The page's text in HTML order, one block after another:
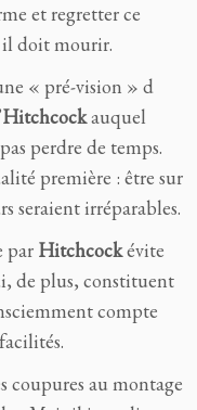
et regretter ce
il doit mourir.
« pré-vision » d
Hitchcockauquel
perdre de temps.
première : être sur
seraient irréparables.
par Hitchcockévite
de plus, constituent
compte
coupures au montage